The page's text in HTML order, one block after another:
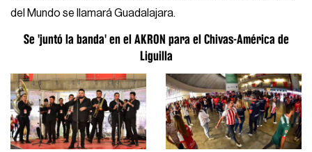
del Mundo se llamará Guadalajara.
Se 'juntó la banda' en el AKRON para el Chivas-América de
Liguilla